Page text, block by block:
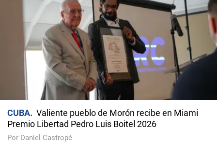
CUBA
Valiente pueblo de Morón recibe en Miami
Premio Libertad Pedro Luis Boitel 2026
Por Daniel Castropé